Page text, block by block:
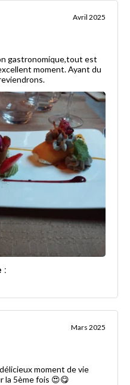
Avril 2025
gastronomique,tout est
moment. Ayant du
:
Mars 2025
moment de vie
la 5ème fois 😍😋